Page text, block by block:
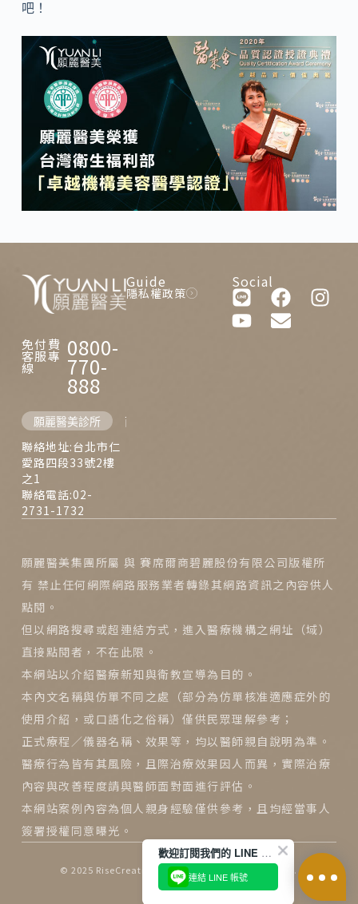
吧！
免付費
客服專
線
0800-
770-
888
願麗醫美診所 西門麗思醫美診所
聯絡地址:台北市仁
愛路四段33號2樓
之1
聯絡電話:02-
2731-1732
Guide
隱私權政策
Social
願麗醫美集團所屬 與 賽席爾商碧麗股份有限公司版權所
有 禁止任何網際網路服務業者轉錄其網路資訊之內容供人
點閱。
但以網路搜尋或超連結方式，進入醫療機構之網址（域）
直接點閱者，不在此限。
本網站以介紹醫療新知與衛教宣導為目的。
本內文名稱與仿單不同之處（部分為仿單核准適應症外的
使用介紹，或口語化之俗稱）僅供民眾理解參考；
正式療程／儀器名稱、效果等，均以醫師親自說明為準。
醫療行為皆有其風險，且際治療效果因人而異，實際治療
內容與改善程度請與醫師面對面進行評估。
本網站案例內容為個人親身經驗僅供參考，且均經當事人
簽署授權同意曝光。
© 2025 RiseCreatives 展躍網路 All Rights Reserved.
歡迎訂閱我們的 LINE 官方帳號
連結 LINE 帳號